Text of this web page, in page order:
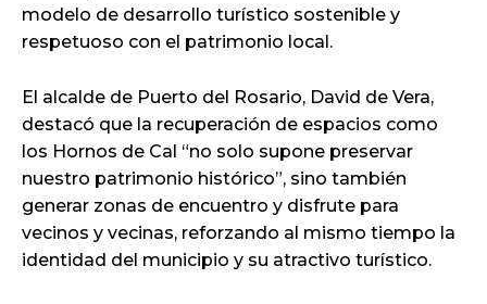
modelo de desarrollo turístico sostenible y
respetuoso con el patrimonio local.
El alcalde de Puerto del Rosario, David de Vera,
destacó que la recuperación de espacios como
los Hornos de Cal “no solo supone preservar
nuestro patrimonio histórico”, sino también
generar zonas de encuentro y disfrute para
vecinos y vecinas, reforzando al mismo tiempo la
identidad del municipio y su atractivo turístico.